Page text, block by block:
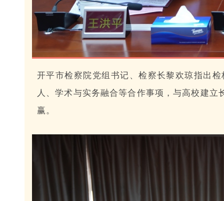
开平市检察院党组书记、检察长黎欢琼指出
人、学术与实务融合等合作事项，与高校建
赢。